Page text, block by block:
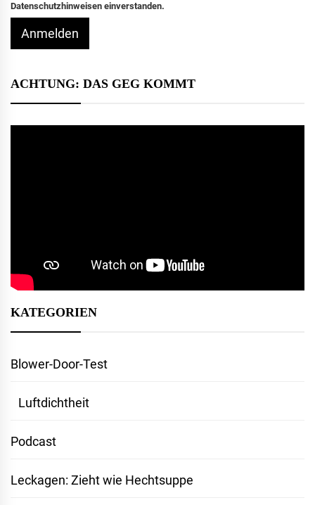
Datenschutzhinweisen einverstanden.
Anmelden
ACHTUNG: DAS GEG KOMMT
KATEGORIEN
Blower-Door-Test
Luftdichtheit
Podcast
Leckagen: Zieht wie Hechtsuppe